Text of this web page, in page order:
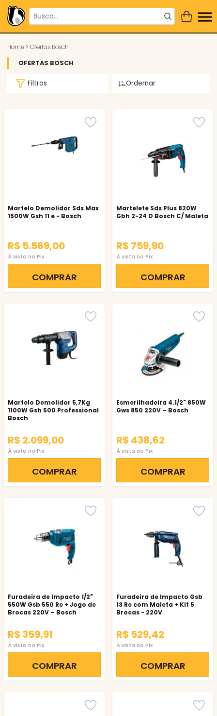
Home > Ofertas Bosch
OFERTAS BOSCH
Filtros Ordernar
Martelo Demolidor Sds Max
1500W Gsh 11 e - Bosch
R$ 5.569,00
À vista no Pix
COMPRAR
Martelete Sds Plus 820W
Gbh 2-24 D Bosch C/ Maleta
R$ 759,90
À vista no Pix
COMPRAR
Martelo Demolidor 5,7Kg
1100W Gsh 500 Professional
Bosch
R$ 2.099,00
À vista no Pix
COMPRAR
Esmerilhadeira 4.1/2" 850W
Gws 850 220V – Bosch
R$ 438,62
À vista no Pix
COMPRAR
Furadeira de Impacto 1/2"
550W Gsb 550 Re + Jogo de
Brocas 220V – Bosch
R$ 359,91
À vista no Pix
COMPRAR
Furadeira de Impacto Gsb
13 Re com Maleta + Kit 5
Brocas - 220V
R$ 529,42
À vista no Pix
COMPRAR